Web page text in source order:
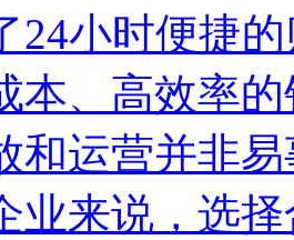
24小时便捷
本、高效率
和运营并非
业来说，选